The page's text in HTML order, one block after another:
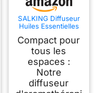
SALKING Diffuseur
Huiles Essentielles
Parfum Maison 8
LED
Compact pour
tous les
espaces :
Notre
diffuseur